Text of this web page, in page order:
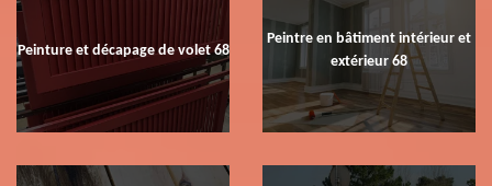
Peinture et décapage de volet 68
Peintre en bâtiment intérieur et
extérieur 68